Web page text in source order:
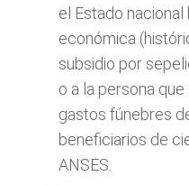
el Estado nacional
económica
subsidio por
o a la persona
gastos fúnebres
beneficiarios de
ANSES.